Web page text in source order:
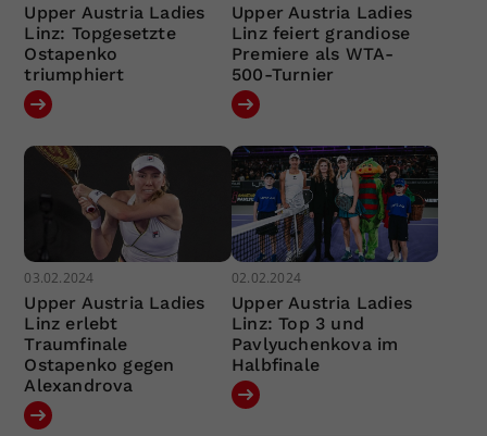
Upper Austria Ladies
Linz: Topgesetzte
Ostapenko
triumphiert
Upper Austria Ladies
Linz feiert grandiose
Premiere als WTA-
500-Turnier
03.02.2024
Upper Austria Ladies
Linz erlebt
Traumfinale
Ostapenko gegen
Alexandrova
02.02.2024
Upper Austria Ladies
Linz: Top 3 und
Pavlyuchenkova im
Halbfinale